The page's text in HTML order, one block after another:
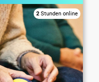
2 Stunden online